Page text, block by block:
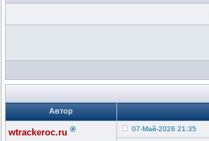
Автор
wtrackeroc.ru ® 07-Май-2026 21:35